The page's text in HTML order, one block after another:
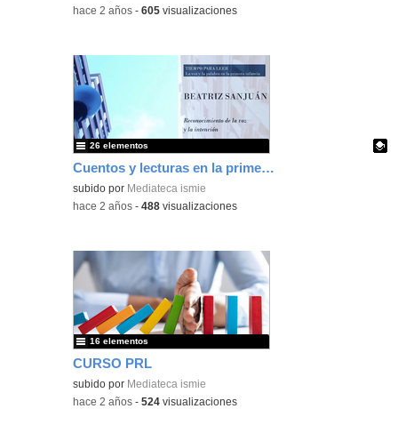
-hace 2 años -605 visualizaciones
Cuentos y lecturas en la primera infancia
Contenido educativo.
subido por Mediateca ismie
26 elementos
-hace 2 años -488 visualizaciones
CURSO PRL
subido por Mediateca ismie
16 elementos
-hace 2 años -524 visualizaciones